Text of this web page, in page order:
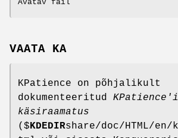
Avatav fail
VAATA KA
KPatience on põhjalikult
dokumenteeritud KPatience 'i
käsiraamatus
($KDEDIRshare/doc/HTML/